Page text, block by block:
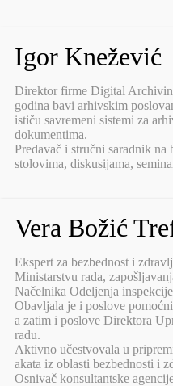
Igor Knežević
Direktor firme Digital
godina bavi arhivskim
ističu savremeni sistemi za
dokumentima.
Predavač i stručni saradnik
stolovima, diskusijama,
Vera Božić
Ekspert za bezbednost i
Ministarstvu rada,
Načelnika Odeljenja
Obavljala je i poslove
a zatim i poslove Direktora
radu.
Aktivno učestvovala u
akata iz oblasti bezbednosti i
Osnivač konsultantske